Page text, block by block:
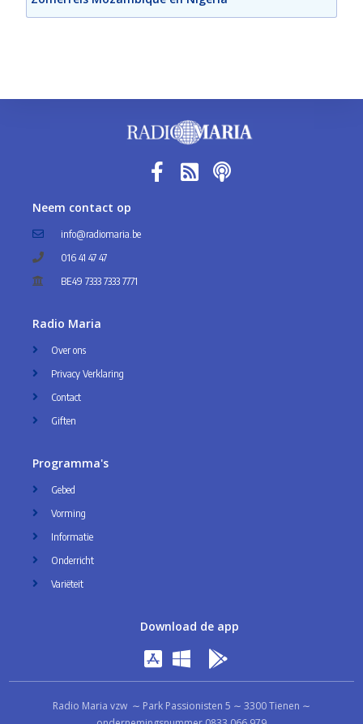
Neem contact op
info@radiomaria.be
016 41 47 47
BE49 7333 7333 7771
Radio Maria
Over ons
Privacy Verklaring
Contact
Giften
Programma's
Gebed
Vorming
Informatie
Onderricht
Variëteit
Download de app
Radio Maria vzw ∼ Park Passionisten 5 ∼ 3300 Tienen ∼